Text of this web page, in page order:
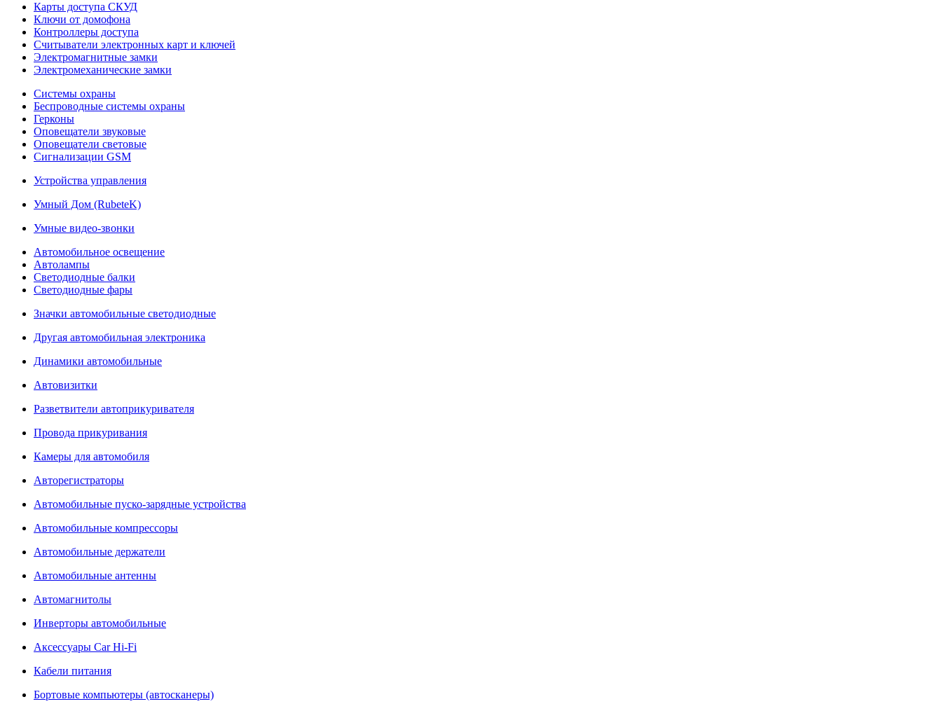
Карты доступа СКУД
Ключи от домофона
Контроллеры доступа
Считыватели электронных карт и ключей
Электромагнитные замки
Электромеханические замки
Системы охраны
Беспроводные системы охраны
Герконы
Оповещатели звуковые
Оповещатели световые
Сигнализации GSM
Устройства управления
Умный Дом (RubeteK)
Умные видео-звонки
Автомобильное освещение
Автолампы
Светодиодные балки
Светодиодные фары
Значки автомобильные светодиодные
Другая автомобильная электроника
Динамики автомобильные
Автовизитки
Разветвители автоприкуривателя
Провода прикуривания
Камеры для автомобиля
Авторегистраторы
Автомобильные пуско-зарядные устройства
Автомобильные компрессоры
Автомобильные держатели
Автомобильные антенны
Автомагнитолы
Инверторы автомобильные
Аксессуары Car Hi-Fi
Кабели питания
Бортовые компьютеры (автосканеры)